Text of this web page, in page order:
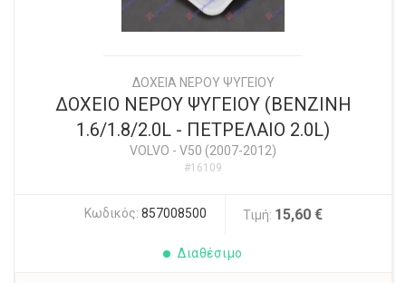
ΔΟΧΕΙΑ ΝΕΡΟΥ ΨΥΓΕΙΟΥ
ΔΟΧΕΙΟ ΝΕΡΟΥ ΨΥΓΕΙΟΥ (ΒΕΝΖΙΝΗ
1.6/1.8/2.0L - ΠΕΤΡΕΛΑΙΟ 2.0L)
VOLVO - V50 (2007-2012)
#16109
Κωδικός: 857008500 Τιμή: 15,60 €
Διαθέσιμο